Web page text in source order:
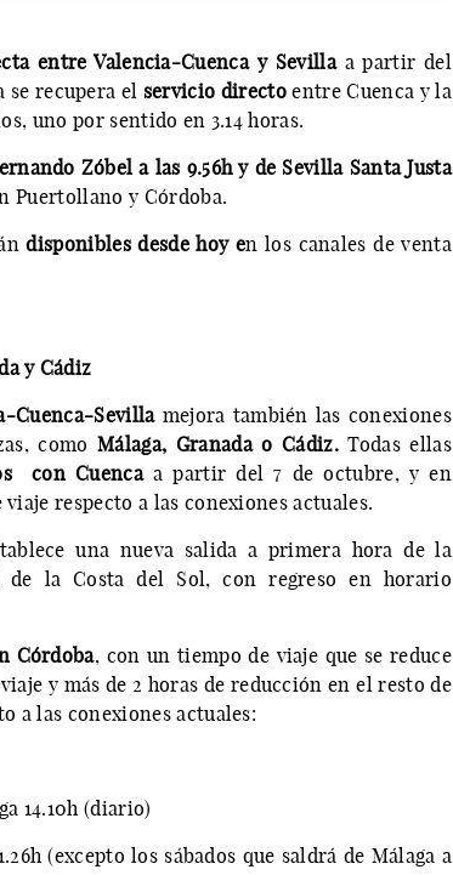
entre Valencia-Cuenca y Sevilla a partir del
se recupera el servicio directo entre Cuenca y la
uno por sentido en 3.14 horas.
Zóbel a las 9.56h y de Sevilla Santa Justa
Puertollano y Córdoba.
disponibles desde hoy en los canales de venta
y Cádiz
Cuenca-Sevilla mejora también las conexiones
como Málaga, Granada o Cádiz.Todas ellas
con Cuencaa partir del 7 de octubre, y en
respecto a las conexiones actuales.
una nueva salida a primera hora de la
de la Costa del Sol, con regreso en horario
Córdoba, con un tiempo de viaje que se reduce
y más de 2 horas de reducción en el resto de
a las conexiones actuales:
14.10h (diario)
(excepto los sábados que saldrá de Málaga a